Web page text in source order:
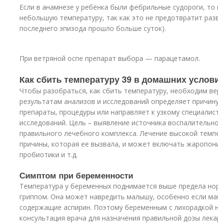
Если в анамнезе у ребёнка были фебрильные судороги,
небольшую температуру, так как это не предотвратит
последнего эпизода прошло больше суток).
При ветряной оспе препарат выбора — парацетамол.
Как сбить температуру 39 в домашних
Чтобы разобраться, как сбить температуру, необходим
результатам анализов и исследований определяет
препараты, процедуры или направляет к узкому
исследований. Цель – выявление источника
правильного лечебного комплекса. Лечение высокой
причины, которая ее вызвала, и может включать
пробиотики и т.д.
Симптом при беременности
Температура у беременных поднимается выше предела
гриппом. Она может навредить малышу, особенно если
содержащие аспирин. Поэтому беременным с лихорадкой
консультация врача для назначения правильной дозы